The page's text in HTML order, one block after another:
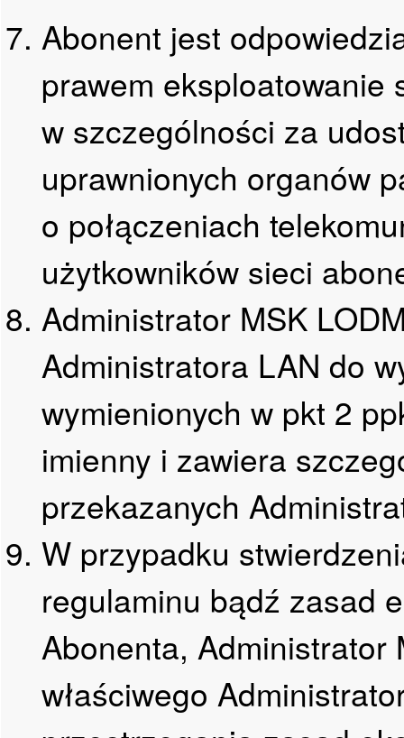
Abonent jest
prawem
w szczególności za
uprawnionych organów
o połączeniach
użytkowników sieci
Administrator MSK
Administratora LAN do
wymienionych w pkt 2
imienny i zawiera
przekazanych
W przypadku
regulaminu bądź zasad
Abonenta, Administrator
właściwego